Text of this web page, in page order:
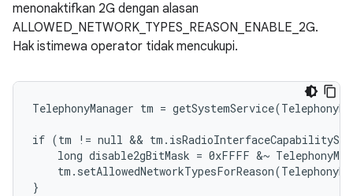
menonaktifkan 2G dengan alasan
ALLOWED_NETWORK_TYPES_REASON_ENABLE_2G.
Hak istimewa operator tidak mencukupi.
TelephonyManager tm =
if (tm != null &&
long disable2gBitMask = 0xFFFF &~